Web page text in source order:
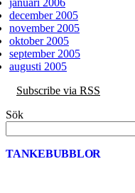
januari 2006
december 2005
november 2005
oktober 2005
september 2005
augusti 2005
Subscribe via RSS
Sök
TANKEBUBBLOR